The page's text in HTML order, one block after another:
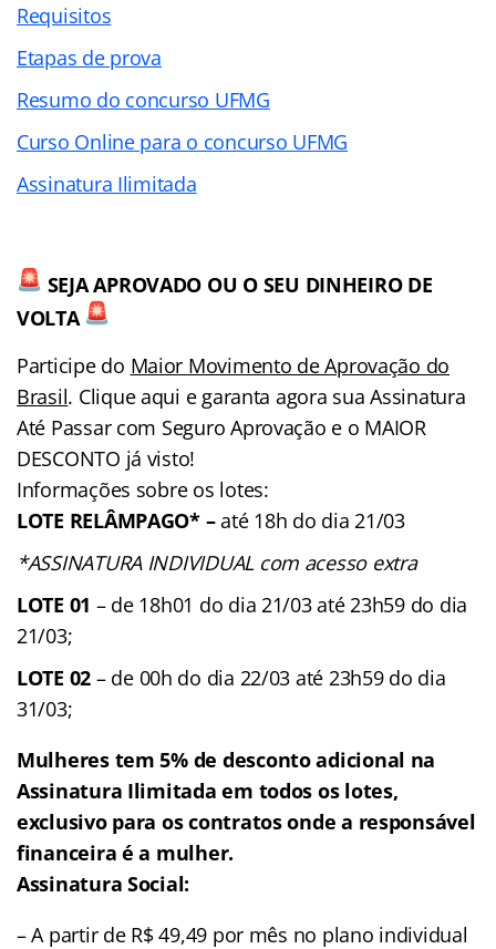
Requisitos
Etapas de prova
Resumo do concurso UFMG
Curso Online para o concurso UFMG
Assinatura Ilimitada
SEJA APROVADO OU O SEU DINHEIRO DE
VOLTA
Participe do Maior Movimento de Aprovação do
Brasil. Clique aqui e garanta agora sua Assinatura
Até Passar com Seguro Aprovação e o MAIOR
DESCONTO já visto!
Informações sobre os lotes:
LOTE RELÂMPAGO* –até 18h do dia 21/03
*ASSINATURA INDIVIDUAL com acesso extra
LOTE 01 – de 18h01 do dia 21/03 até 23h59 do dia
21/03;
LOTE 02 – de 00h do dia 22/03 até 23h59 do dia
31/03;
Mulheres tem 5% de desconto adicional na
Assinatura Ilimitada em todos os lotes,
exclusivo para os contratos onde a responsável
financeira é a mulher.
Assinatura Social:
– A partir de R$ 49,49 por mês no plano individual